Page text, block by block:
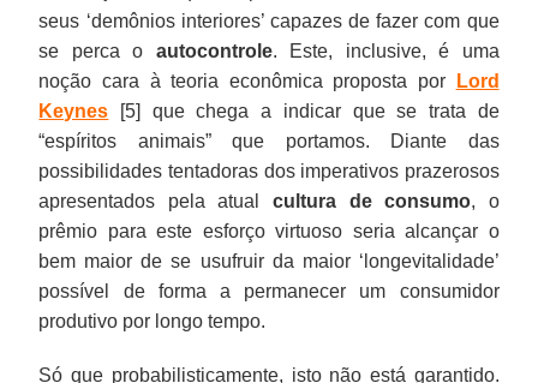
seus ‘demônios interiores’ capazes de fazer com que
se perca o autocontrole. Este, inclusive, é uma
noção cara à teoria econômica proposta por
Lord
Keynes [5] que chega a indicar que se trata de
“espíritos animais” que portamos. Diante das
possibilidades tentadoras dos imperativos prazerosos
apresentados pela atual cultura de consumo, o
prêmio para este esforço virtuoso seria alcançar o
bem maior de se usufruir da maior ‘longevitalidade’
possível de forma a permanecer um consumidor
produtivo por longo tempo.
Só que probabilisticamente, isto não está garantido.